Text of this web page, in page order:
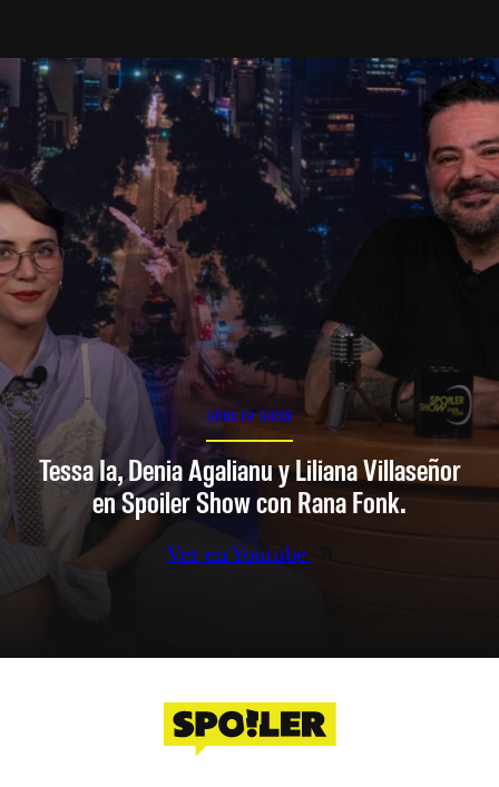
SPOILER SHOW
Tessa Ia, Denia Agalianu y Liliana Villaseñor
en Spoiler Show con Rana Fonk.
Ver en Youtube